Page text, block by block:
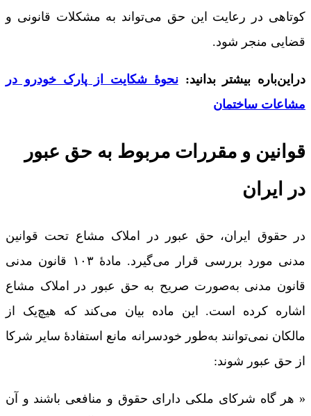
کوتاهی در رعایت این حق می‌تواند به مشکلات قانونی و
قضایی منجر شود.
دراین‌باره بیشتر بدانید:نحوۀ شکایت از پارک خودرو در
مشاعات ساختمان
قوانین و مقررات مربوط به حق عبور
در ایران
در حقوق ایران، حق عبور در املاک مشاع تحت قوانین
مدنی مورد بررسی قرار می‌گیرد. مادۀ ۱۰۳ قانون مدنی
قانون مدنی به‌صورت صریح به حق عبور در املاک مشاع
اشاره کرده است. این ماده بیان می‌کند که هیچ‌یک از
مالکان نمی‌توانند به‌طور خودسرانه مانع استفادۀ سایر شرکا
از حق عبور شوند:
« هر گاه شرکای ملکی دارای حقوق و منافعی باشند و آن